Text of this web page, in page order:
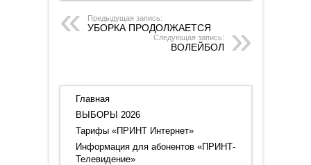
Предыдущая запись:
УБОРКА ПРОДОЛЖАЕТСЯ
Следующая запись:
ВОЛЕЙБОЛ
Главная
ВЫБОРЫ 2026
Тарифы «ПРИНТ Интернет»
Информация для абонентов «ПРИНТ-
Телевидение»